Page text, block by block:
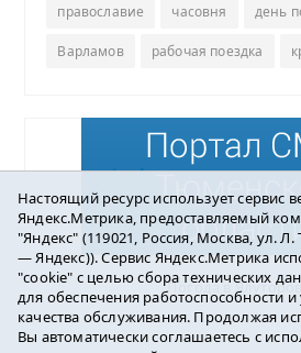
православие часовня день
Варламов рабочая поездка
Погода в
Настоящий ресурс использует сервис
Яндекс.Метрика, предоставляемый
"Яндекс" (119021, Россия, Москва, ул. Л.
— Яндекс)). Сервис Яндекс.Метрика
"cookie" с целью сбора технических
для обеспечения работоспособности
качества обслуживания. Продолжая
Вы автоматически соглашаетесь с